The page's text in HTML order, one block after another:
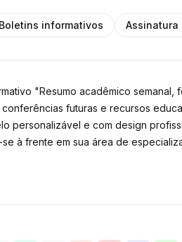
Boletins informativos Assinatura
"Resumo acadêmico
futuras e recursos
personalizável e com design
à frente em sua área de